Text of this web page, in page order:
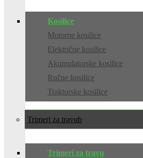
Kosilice
Motorne kosilice
Električne kosilice
Akumulatorske kosilice
Ručne kosilice
Traktorske kosilice
Trimeri za travu
Trimeri za travu